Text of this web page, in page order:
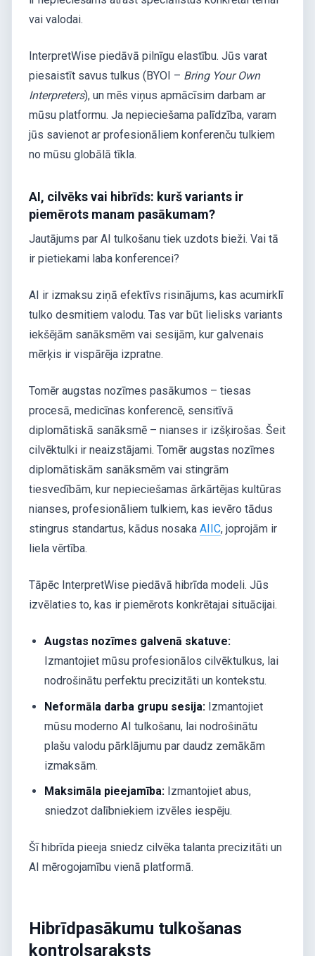
vai valodai.
InterpretWise piedāvā pilnīgu elastību. Jūs varat
piesaistīt savus tulkus (BYOI – Bring Your Own
Interpreters), un mēs viņus apmācīsim darbam ar
mūsu platformu. Ja nepieciešama palīdzība, varam
jūs savienot ar profesionāliem konferenču tulkiem
no mūsu globālā tīkla.
AI, cilvēks vai hibrīds: kurš variants ir
piemērots manam pasākumam?
Jautājums par AI tulkošanu tiek uzdots bieži. Vai tā
ir pietiekami laba konferencei?
AI ir izmaksu ziņā efektīvs risinājums, kas acumirklī
tulko desmitiem valodu. Tas var būt lielisks variants
iekšējām sanāksmēm vai sesijām, kur galvenais
mērķis ir vispārēja izpratne.
Tomēr augstas nozīmes pasākumos – tiesas
procesā, medicīnas konferencē, sensitīvā
diplomātiskā sanāksmē – nianses ir izšķirošas. Šeit
cilvēktulki ir neaizstājami. Tomēr augstas nozīmes
diplomātiskām sanāksmēm vai stingrām
tiesvedībām, kur nepieciešamas ārkārtējas kultūras
nianses, profesionāliem tulkiem, kas ievēro tādus
stingrus standartus, kādus nosaka AIIC, joprojām ir
liela vērtība.
Tāpēc InterpretWise piedāvā hibrīda modeli. Jūs
izvēlaties to, kas ir piemērots konkrētajai situācijai.
Augstas nozīmes galvenā skatuve:
Izmantojiet mūsu profesionālos cilvēktulkus, lai
nodrošinātu perfektu precizitāti un kontekstu.
Neformāla darba grupu sesija: Izmantojiet
mūsu moderno AI tulkošanu, lai nodrošinātu
plašu valodu pārklājumu par daudz zemākām
izmaksām.
Maksimāla pieejamība: Izmantojiet abus,
sniedzot dalībniekiem izvēles iespēju.
Šī hibrīda pieeja sniedz cilvēka talanta precizitāti un
AI mērogojamību vienā platformā.
Hibrīdpasākumu tulkošanas
kontrolsaraksts